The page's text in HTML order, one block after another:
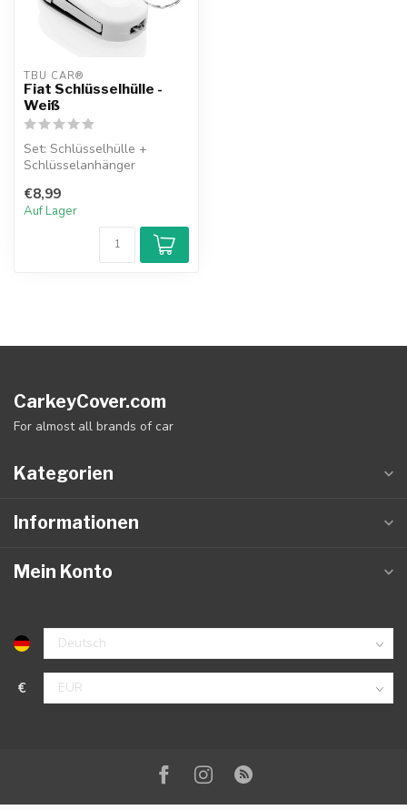
TBU CAR®
Fiat Schlüsselhülle -
Weiß
Set: Schlüsselhülle +
Schlüsselanhänger
€8,99
Auf Lager
CarkeyCover.com
For almost all brands of car
Kategorien
Informationen
Mein Konto
€